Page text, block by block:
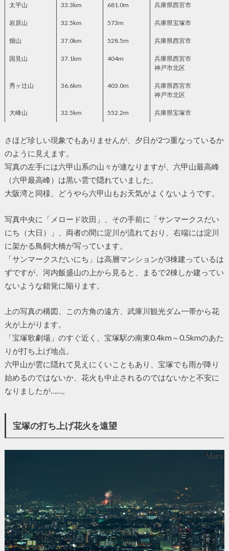
太平山 33.3km 681.0m 兵庫県西宮市
岩原山 32.5km 573m 兵庫県宝塚市
畑山 37.0km 528.5m 兵庫県西宮市
国見山 37.1km 404m
兵庫県西宮市
神戸市北区
秀ヶ辻山 36.6km 403.0m
兵庫県西宮市
神戸市北区
大峰山 32.5km 552.2m 兵庫県宝塚市
さほど珍しい現象でもありませんが、夕日が2つ重なっているか
のように見えます。
写真の左手には六甲山系の山々が連なりますが、六甲山最高峰
（六甲最高峰）は黒い雲で隠れていました。
大阪湾と同様、どうやら六甲山もお天気がよくないようです。
写真中央に「メロード吹田」、その手前に「サンマークスだい
にち（大日）」、両者の間に淀川が流れており、右端には淀川
に架かる鳥飼大橋が写っています。
「サンマークスだいにち」は高層マンションが3棟建っているは
ずですが、河内飯盛山の上から見ると、まるで2棟しか建ってい
ないような錯覚に陥ります。
上の写真の構図、この方角の遠方、武庫川観光ダム一帯から花
火が上がります。
「宝塚歌劇場」のすぐ近く、宝塚駅の南東0.4km～0.5kmのあた
りが打ち上げ地点。
六甲山が雲に隠れて見えにくいこともあり、宝塚でも雨が降り
始めるのではないか、花火も中止されるのではないかと不安に
なりましたが……。
宝塚の打ち上げ花火を遠望